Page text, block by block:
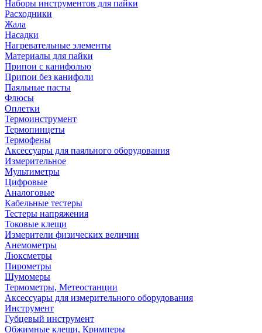
Наборы инструментов для пайки
Расходники
Жала
Насадки
Нагревательные элементы
Материалы для пайки
Припои с канифолью
Припои без канифоли
Паяльные пасты
Флюсы
Оплетки
Термоинструмент
Термопинцеты
Термофены
Аксессуары для паяльного оборудования
Измерительное
Мультиметры
Цифровые
Аналоговые
Кабельные тестеры
Тестеры напряжения
Токовые клещи
Измерители физических величин
Анемометры
Люксметры
Пирометры
Шумомеры
Термометры, Метеостанции
Аксессуары для измерительного оборудования
Инструмент
Губцевый инструмент
Обжимные клещи, Кримперы